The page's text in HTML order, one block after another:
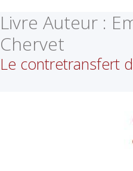
Livre Auteur :
Chervet
Le contretransfert